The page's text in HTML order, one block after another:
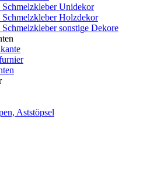
Schmelzkleber Unidekor
Schmelzkleber Holzdekor
Schmelzkleber sonstige Dekore
Aststöpsel